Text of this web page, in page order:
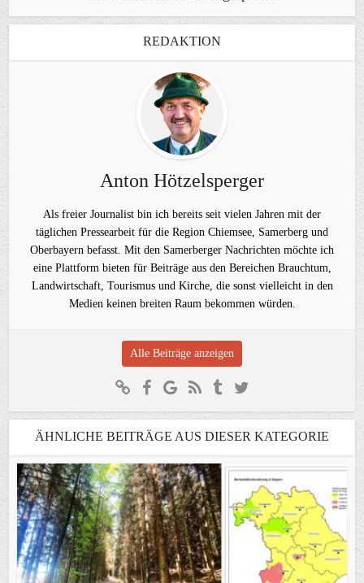
REDAKTION
Anton Hötzelsperger
Als freier Journalist bin ich bereits seit vielen Jahren mit der
täglichen Pressearbeit für die Region Chiemsee, Samerberg und
Oberbayern befasst. Mit den Samerberger Nachrichten möchte ich
eine Plattform bieten für Beiträge aus den Bereichen Brauchtum,
Landwirtschaft, Tourismus und Kirche, die sonst vielleicht in den
Medien keinen breiten Raum bekommen würden.
Alle Beiträge anzeigen
ÄHNLICHE BEITRÄGE AUS DIESER KATEGORIE